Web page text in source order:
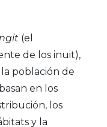
(el
de los inuit),
la población de
en los
los
y la